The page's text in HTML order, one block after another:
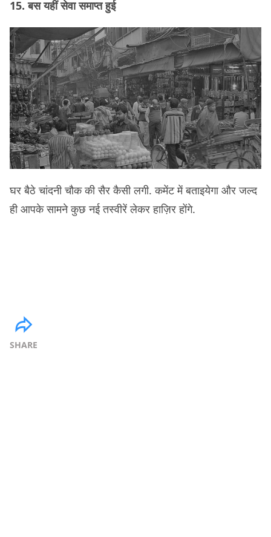
15. बस यहीं सेवा समाप्त हुई
घर बैठे चांदनी चौक की सैर कैसी लगी. कमेंट में बताइयेगा और जल्द
ही आपके सामने कुछ नई तस्वीरें लेकर हाज़िर होंगे.
SHARE